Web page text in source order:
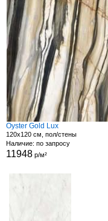
Oyster Gold Lux
120x120 см, пол/стены
Наличие: по запросу
11948 р/м²